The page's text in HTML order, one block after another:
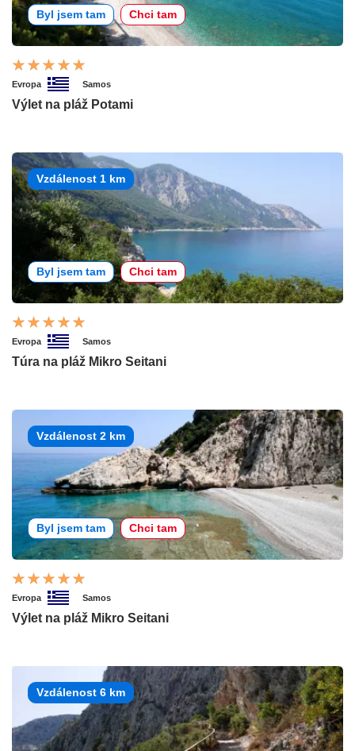
Byl jsem tam Chci tam
Evropa Samos
Výlet na pláž Potami
Vzdálenost 1 km
Byl jsem tam Chci tam
Evropa Samos
Túra na pláž Mikro Seitani
Vzdálenost 2 km
Byl jsem tam Chci tam
Evropa Samos
Výlet na pláž Mikro Seitani
Vzdálenost 6 km